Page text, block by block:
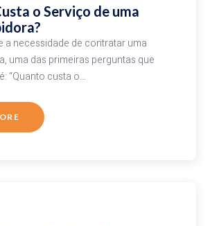
o Serviço de uma
a necessidade de contratar uma
uma das primeiras perguntas que
“Quanto custa o…